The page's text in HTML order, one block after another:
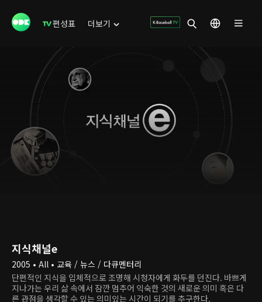
편성표 더보기
지식채널e
2005 • All • 교육 / 뉴스 / 다큐멘터리
단편적인 지식을 입체적으로 조명해 시청자에게 화두를 던진다. 바쁘게
지나가는 우리 삶 속에서 잠깐 멈추어 익숙한 것의 새로운 의미 혹은 다
른 관점을 생각할 수 있는 의미있는 시간이 되기를 추구한다.